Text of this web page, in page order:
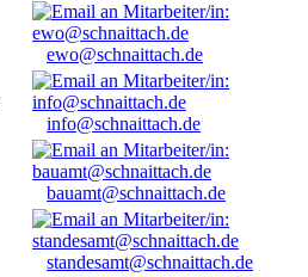
ewo@schnaittach.de
info@schnaittach.de
bauamt@schnaittach.de
standesamt@schnaittach.de